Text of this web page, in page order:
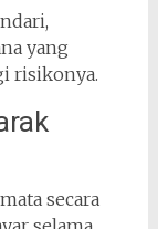
yang
risikonya.
secara